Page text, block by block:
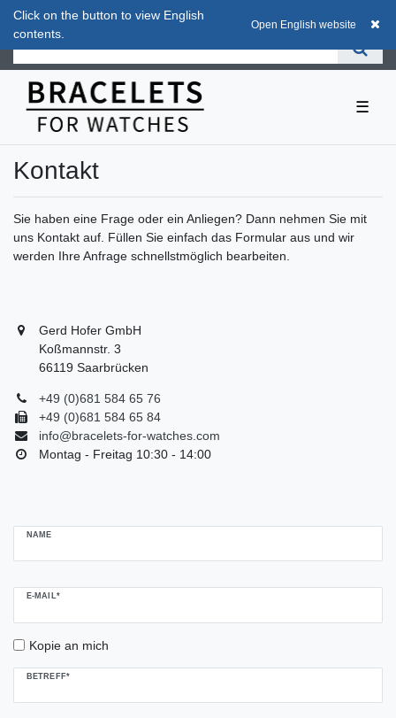
Click on the button to view English
contents.
Open English website
☰
Click on the button to view English
contents.
Open English website
Kontakt
Sie haben eine Frage oder ein Anliegen? Dann nehmen Sie mit
uns Kontakt auf. Füllen Sie einfach das Formular aus und wir
werden Ihre Anfrage schnellstmöglich bearbeiten.
Gerd Hofer GmbH
Koßmannstr. 3
66119 Saarbrücken
+49 (0)681 584 65 76
+49 (0)681 584 65 84
info@bracelets-for-watches.com
Montag - Freitag 10:30 - 14:00
NAME
E-MAIL*
Kopie an mich
BETREFF*
Ceres::Template.mailFormHoneypotLabel